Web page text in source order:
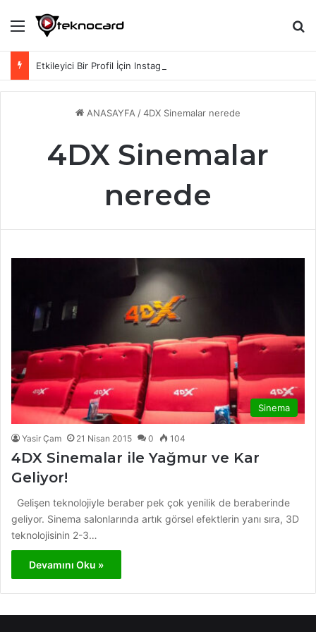
Menü
Etkileyici Bir Profil İçin Instagram Biyografi Sözleri
ANASAYFA /4DX Sinemalar nerede
4DX Sinemalar
nerede
Sinema
Yasir Çam 21 Nisan 2015 0 104
4DX Sinemalar ile Yağmur ve Kar
Geliyor!
Gelişen teknolojiyle beraber pek çok yenilik de beraberinde
geliyor. Sinema salonlarında artık görsel efektlerin yanı sıra, 3D
teknolojisinin 2-3…
Devamını Oku »